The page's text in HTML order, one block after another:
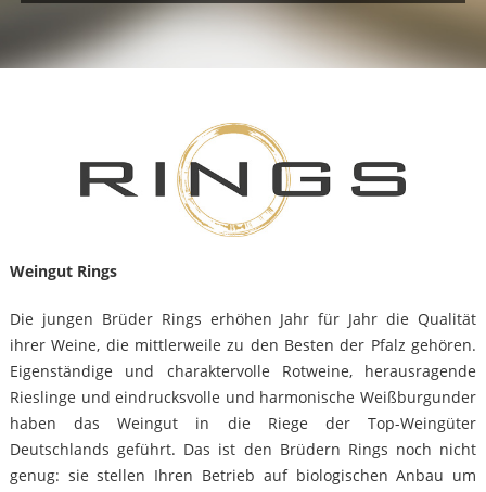
Weingut Rings
Die jungen Brüder Rings erhöhen Jahr für Jahr die Qualität
ihrer Weine, die mittlerweile zu den Besten der Pfalz gehören.
Eigenständige und charaktervolle Rotweine, herausragende
Rieslinge und eindrucksvolle und harmonische Weißburgunder
haben das Weingut in die Riege der Top-Weingüter
Deutschlands geführt. Das ist den Brüdern Rings noch nicht
genug: sie stellen Ihren Betrieb auf biologischen Anbau um